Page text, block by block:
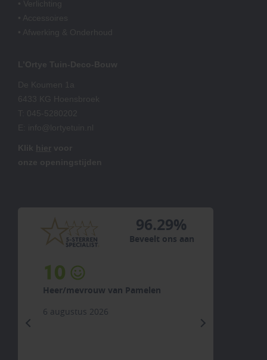
96.29%
Beveelt ons aan
10
Heer/mevrouw van Pamelen
6 augustus 2026
next